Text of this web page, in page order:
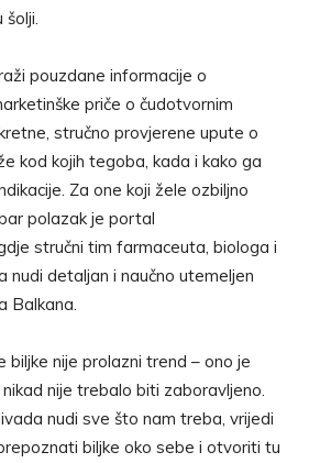
šolji.
pouzdane informacije o
priče o čudotvornim
stručno provjerene upute o
kod kojih tegoba, kada i kako ga
Za one koji žele ozbiljno
polazak je portal
stručni tim farmaceuta, biologa i
nudi detaljan i naučno utemeljen
Balkana.
biljke nije prolazni trend – ono je
nije trebalo biti zaboravljeno.
nudi sve što nam treba, vrijedi
biljke oko sebe i otvoriti tu